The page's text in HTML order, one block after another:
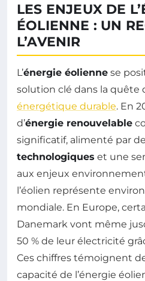
LES ENJEUX DE
ÉOLIENNE : UN
L’AVENIR
L’énergie éolienne se
solution clé dans la quête
énergétique durable. En
d’énergie renouvelable
significatif, alimenté par
technologiques et une
aux enjeux
l’éolien représente
mondiale. En Europe,
Danemark vont même
50 % de leur électricité
Ces chiffres témoignent
capacité de l’énergie